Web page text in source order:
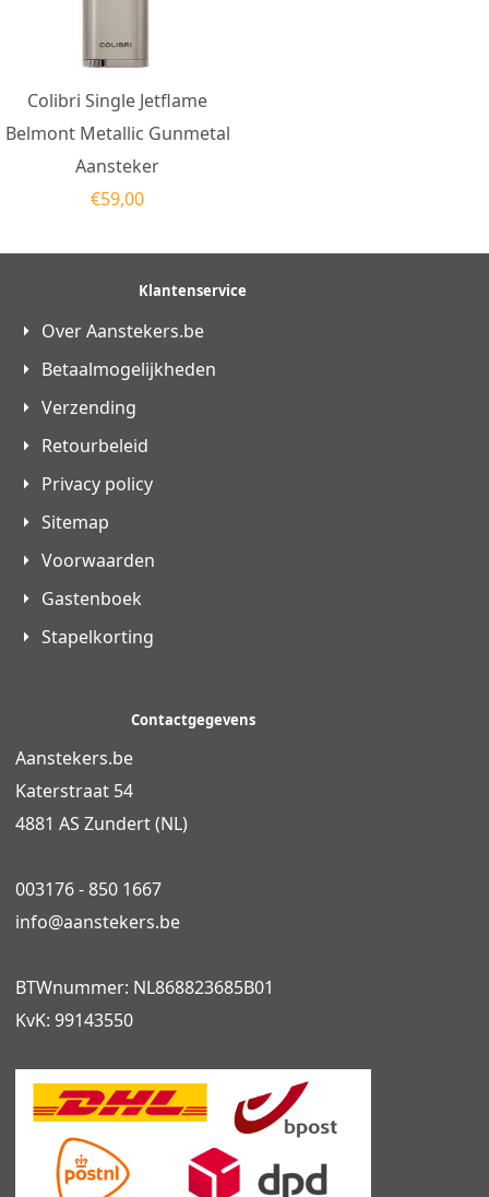
Colibri Single Jetflame
Belmont Metallic Gunmetal
Aansteker
€59,00
Klantenservice
Over Aanstekers.be
Betaalmogelijkheden
Verzending
Retourbeleid
Privacy policy
Sitemap
Voorwaarden
Gastenboek
Stapelkorting
Contactgegevens
Aanstekers.be
Katerstraat 54
4881 AS Zundert (NL)
003176 - 850 1667
info@aanstekers.be
BTWnummer: NL868823685B01
KvK: 99143550